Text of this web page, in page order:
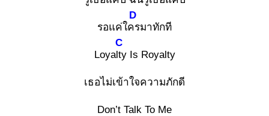
รอแค่ใคร
D
มาทักที
Loyalty
C
Is Royalty
เธอไม่เข้าใจความภักดี
Don’t Talk To Me